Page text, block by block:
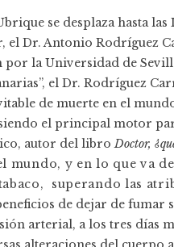
se desplaza hasta
el Dr. Antonio Rodríguez
por la Universidad de
el Dr. Rodríguez
de muerte en el
el principal motor
autor del libroDoctor,
mundo, y en lo que va
superando las
de dejar de fumar
arterial, a los tres días